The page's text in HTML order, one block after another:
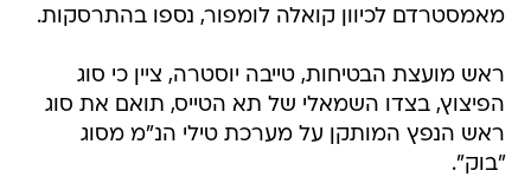
מאמסטרדם לכיוון קואלה לומפור, נספו בהתרסקות.
ראש מועצת הבטיחות, טייבה יוסטרה, ציין כי סוג
הפיצוץ, בצדו השמאלי של תא הטייס, תואם את סוג
ראש הנפץ המותקן על מערכת טילי הנ"מ מסוג
"בוק".